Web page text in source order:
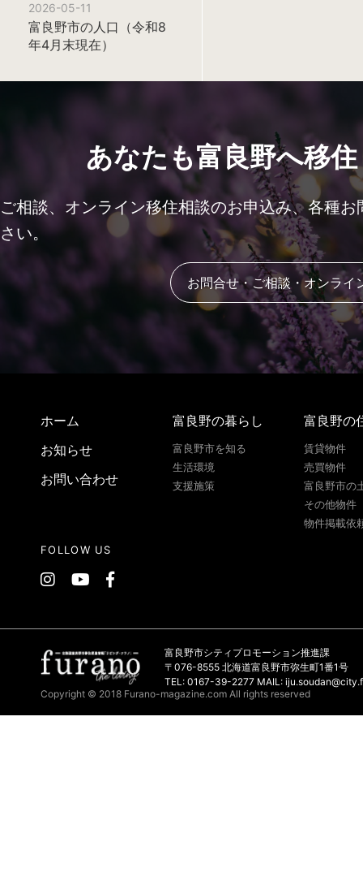
2026-05-11
富良野市の人口（令和8
年4月末現在）
あなたも富良野へ移
ご相談、オンライン移住相談のお申込み、各種
さい。
お問合せ・ご相談・オンライ
ホーム
お知らせ
お問い合わせ
富良野の暮らし
富良野市を知る
生活環境
支援施策
富良野の
賃貸物件
売買物件
富良野市の
その他物件
物件掲載依
FOLLOW US
富良野市シティプロモーション推進課
〒076-8555 北海道富良野市弥生町1番1号
TEL: 0167-39-2277 MAIL:
Copyright © 2018 Furano-magazine.com All rights reserved